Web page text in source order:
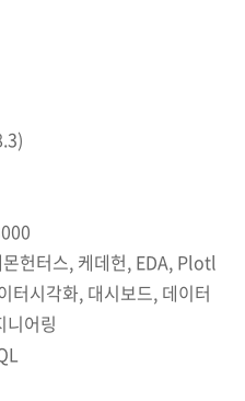
헌터스, 케데헌, EDA, Plotl
시각화, 대시보드, 데이터
니어링